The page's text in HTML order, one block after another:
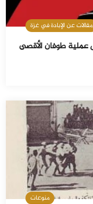
مقالات عن الإبادة في غزة
منوعات